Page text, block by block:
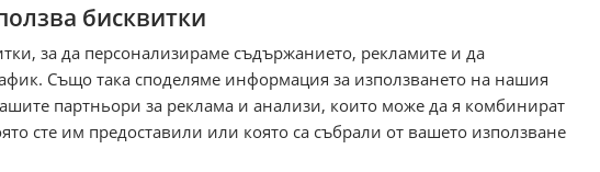
бисквитки
за да персонализираме съдържанието, рекламите и да
Също така споделяме информация за използването на нашия
партньори за реклама и анализи, които може да я комбинират
сте им предоставили или която са събрали от вашето използване